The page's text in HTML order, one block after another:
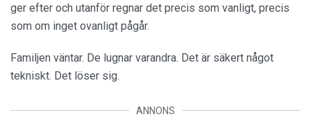
ger efter och utanför regnar det precis som vanligt, precis
som om inget ovanligt pågår.
Familjen väntar. De lugnar varandra. Det är säkert något
tekniskt. Det löser sig.
ANNONS